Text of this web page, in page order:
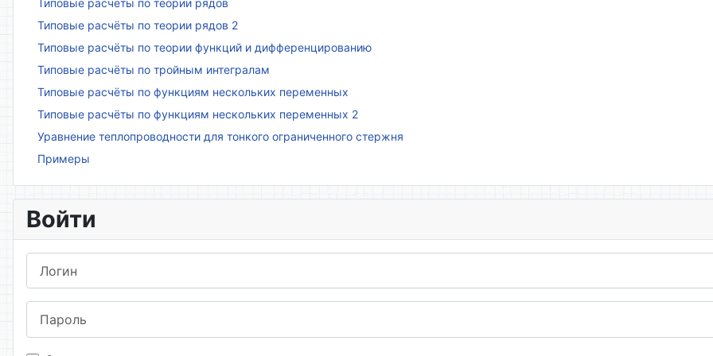
Типовые расчёты по теории рядов 2
Типовые расчёты по теории функций и дифференцированию
Типовые расчёты по тройным интегралам
Типовые расчёты по функциям нескольких переменных
Типовые расчёты по функциям нескольких переменных 2
Уравнение теплопроводности для тонкого ограниченного стержня
Примеры
Войти